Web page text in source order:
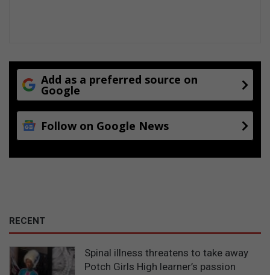
Add as a preferred source on
Google
Follow on Google News
RECENT
Spinal illness threatens to take away
Potch Girls High learner’s passion